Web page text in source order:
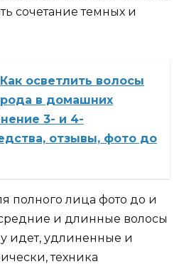
сочетание темных и
Как осветлить волосы
в домашних
3- и 4-
отзывы, фото до